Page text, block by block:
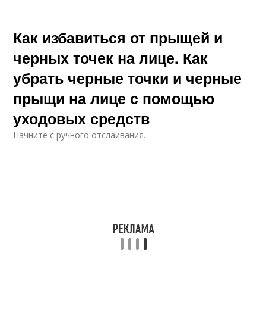
Как избавиться от прыщей и
черных точек на лице. Как
убрать черные точки и черные
прыщи на лице с помощью
уходовых средств
Начните с ручного отслаивания.